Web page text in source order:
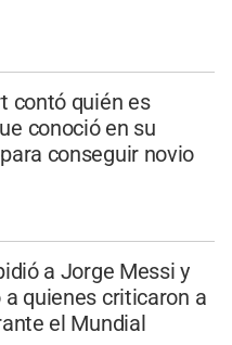
contó quién es
conoció en su
conseguir novio
a Jorge Messi y
a quienes criticaron a
el Mundial